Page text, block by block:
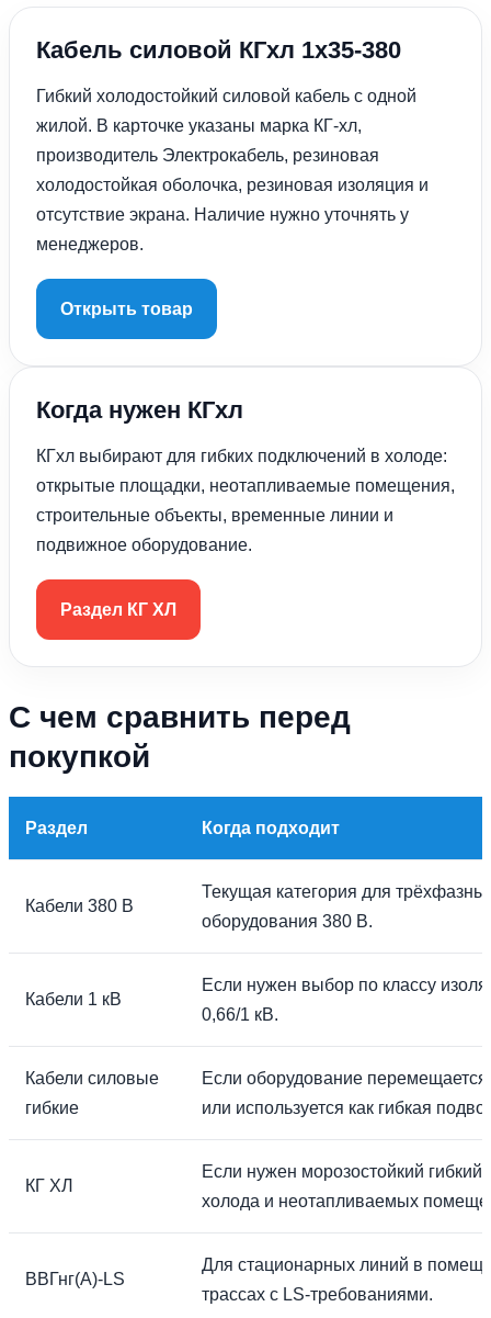
Кабель силовой КГхл 1х35-380
Гибкий холодостойкий силовой кабель с одной
жилой. В карточке указаны марка КГ-хл,
производитель Электрокабель, резиновая
холодостойкая оболочка, резиновая изоляция и
отсутствие экрана. Наличие нужно уточнять у
менеджеров.
Открыть товар
Когда нужен КГхл
КГхл выбирают для гибких подключений в холоде:
открытые площадки, неотапливаемые помещения,
строительные объекты, временные линии и
подвижное оборудование.
Раздел КГ ХЛ
С чем сравнить перед
покупкой
Раздел Когда подходит
Кабели 380 В
Текущая категория для
оборудования 380 В.
Кабели 1 кВ
Если нужен выбор по классу
0,66/1 кВ.
Кабели силовые
гибкие
Если оборудование перемещается,
или используется как гибкая
КГ ХЛ
Если нужен морозостойкий гибкий
холода и неотапливаемых
ВВГнг(А)-LS
Для стационарных линий в
трассах с LS-требованиями.